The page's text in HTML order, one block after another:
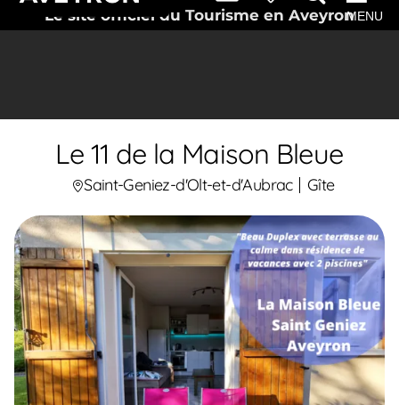
Le site officiel du Tourisme en AveyronMENU
Le 11 de la Maison Bleue
Saint-Geniez-d'Olt-et-d'Aubrac Gîte